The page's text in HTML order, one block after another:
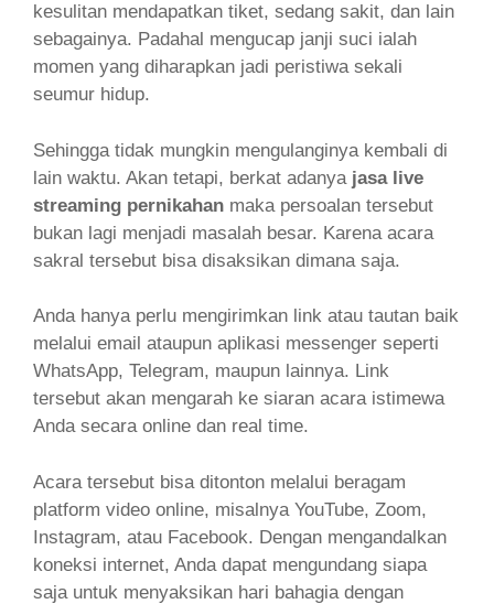
kesulitan mendapatkan tiket, sedang sakit, dan lain
sebagainya. Padahal mengucap janji suci ialah
momen yang diharapkan jadi peristiwa sekali
seumur hidup.
Sehingga tidak mungkin mengulanginya kembali di
lain waktu. Akan tetapi, berkat adanya jasa live
streaming pernikahan maka persoalan tersebut
bukan lagi menjadi masalah besar. Karena acara
sakral tersebut bisa disaksikan dimana saja.
Anda hanya perlu mengirimkan link atau tautan baik
melalui email ataupun aplikasi messenger seperti
WhatsApp, Telegram, maupun lainnya. Link
tersebut akan mengarah ke siaran acara istimewa
Anda secara online dan real time.
Acara tersebut bisa ditonton melalui beragam
platform video online, misalnya YouTube, Zoom,
Instagram, atau Facebook. Dengan mengandalkan
koneksi internet, Anda dapat mengundang siapa
saja untuk menyaksikan hari bahagia dengan